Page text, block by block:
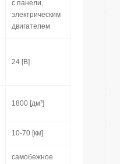
с панели,
электрическим
двигателем
24 [В]
1800 [дм³]
10-70 [км]
самобежное